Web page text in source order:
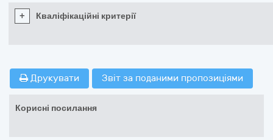
+ Кваліфікаційні критерії
Друкувати Звіт за поданими пропозиціями
Корисні посилання